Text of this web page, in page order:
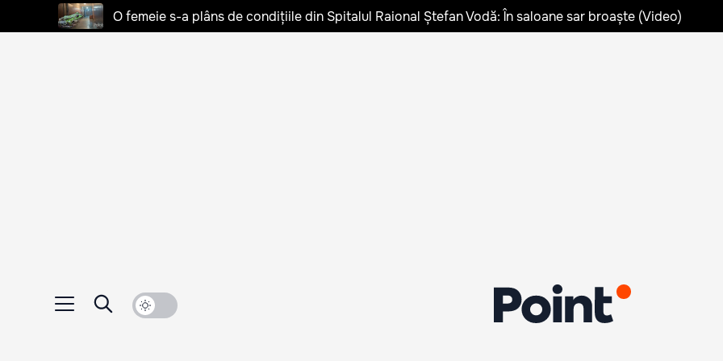
O femeie s-a plâns de condițiile din Spitalul Raional Ștefan Vodă: În saloane sar broaște (Video)